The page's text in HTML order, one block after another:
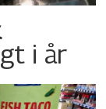
i år